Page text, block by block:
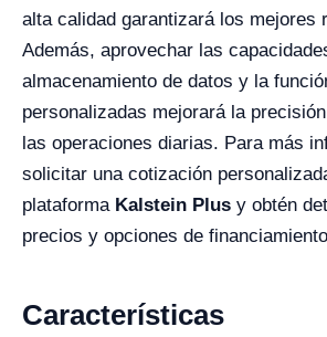
alta calidad garantizará los mejores
Además, aprovechar las
almacenamiento de datos y la
personalizadas mejorará la
las operaciones diarias. Para más
solicitar una cotización
plataforma Kalstein Plus y obtén
precios y opciones de
Características